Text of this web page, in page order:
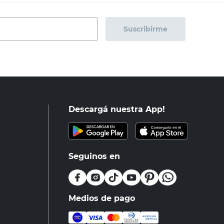
Suscribirme
Descargá nuestra App!
Seguinos en
Medios de pago